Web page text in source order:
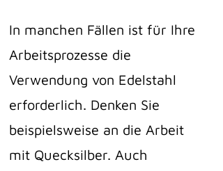
In manchen Fällen ist für Ihre
Arbeitsprozesse die
Verwendung von Edelstahl
erforderlich. Denken Sie
beispielsweise an die Arbeit
mit Quecksilber. Auch